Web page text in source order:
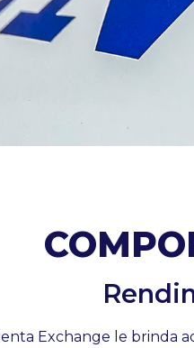
Exchange le brinda